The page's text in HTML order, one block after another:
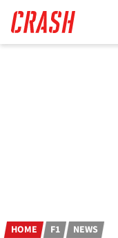
main
content
HOME F1 NEWS